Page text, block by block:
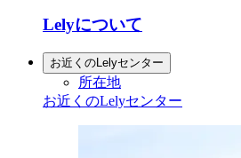
Lelyについて
お近くのLelyセンター
所在地
お近くのLelyセンター